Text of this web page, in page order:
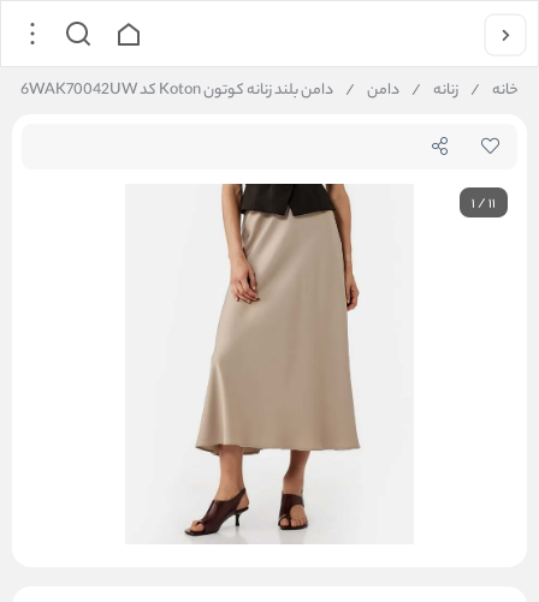
خانه / زنانه / دامن / دامن بلند زنانه کوتون Koton کد 6WAK70042UW
1/11